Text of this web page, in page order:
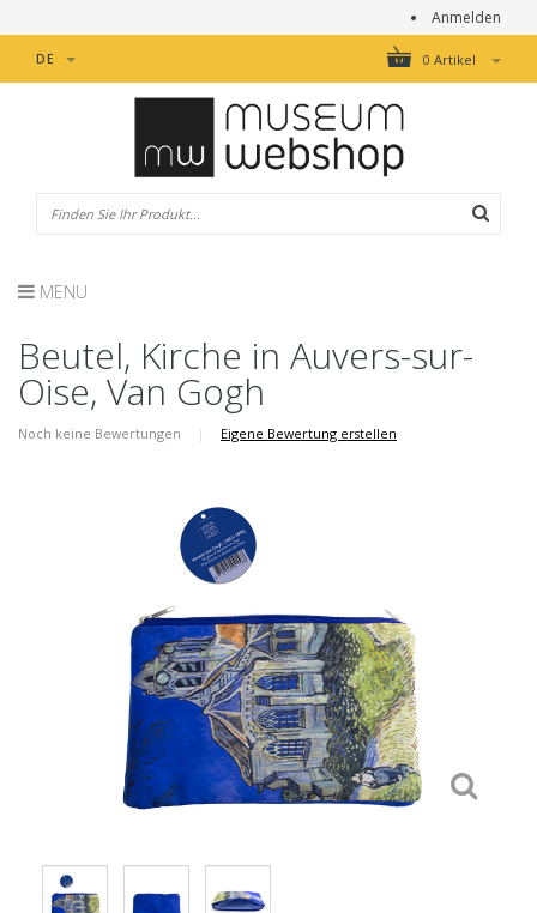
Anmelden
0 Artikel
DE
MENU
Beutel, Kirche in Auvers-sur-
Oise, Van Gogh
Noch keine Bewertungen | Eigene Bewertung erstellen